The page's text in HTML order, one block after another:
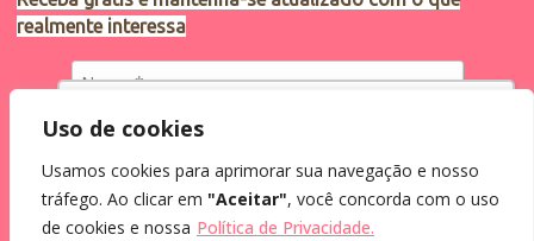
realmente interessa
Eu concordo em receber comunicações.
Ao informar meus dados, eu concordo com a
Utilizamos cookies para oferecer melhor
como você interage em nosso site e
personalizar conteúdo.
Uso de cookies
Usamos cookies para aprimorar sua navegação e nosso
tráfego. Ao clicar em "Aceitar", você concorda com o uso
de cookies e nossa Política de Privacidade.
varejosa@cndl.org.br
2024®. Todos os direitos reservados.